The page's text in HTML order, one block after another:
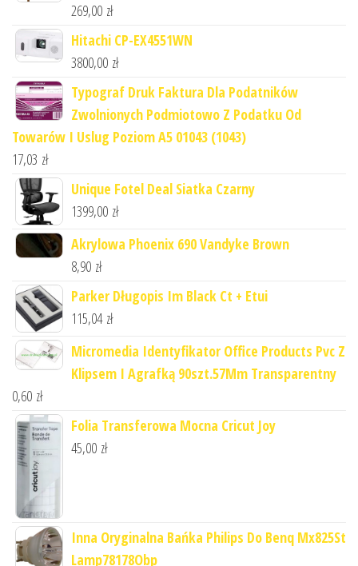
269,00 zł
Hitachi CP-EX4551WN
3800,00 zł
Typograf Druk Faktura Dla Podatników
Zwolnionych Podmiotowo Z Podatku Od
Towarów I Uslug Poziom A5 01043 (1043)
17,03 zł
Unique Fotel Deal Siatka Czarny
1399,00 zł
Akrylowa Phoenix 690 Vandyke Brown
8,90 zł
Parker Długopis Im Black Ct + Etui
115,04 zł
Micromedia Identyfikator Office Products Pvc Z
Klipsem I Agrafką 90szt.57Mm Transparentny
0,60 zł
Folia Transferowa Mocna Cricut Joy
45,00 zł
Inna Oryginalna Bańka Philips Do Benq Mx825St
Lamp78178Obp